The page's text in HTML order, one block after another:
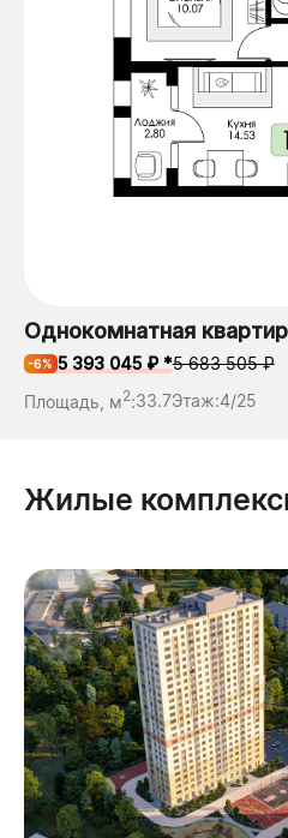
Однокомнатная
-6% 5 393 045 ₽ *5 683 505 ₽
Площадь, м2:33.7Этаж:4/25
Жилые